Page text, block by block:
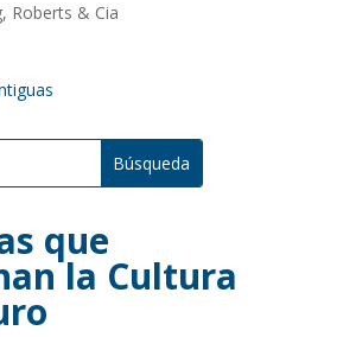
Roberts & Cia
que
la Cultura